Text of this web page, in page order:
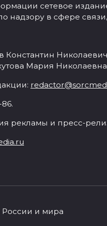
сетевое
надзору в сфере
Константин
Мария
рекламы и пресс-
России и мира